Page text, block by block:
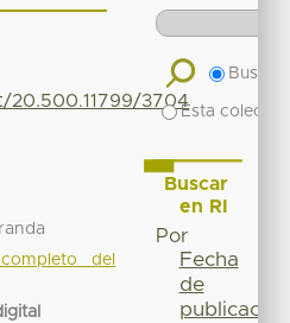
20.500.11799/3704
del
Buscar
Esta
Buscar
en RI
Por
Fecha
de
publicación